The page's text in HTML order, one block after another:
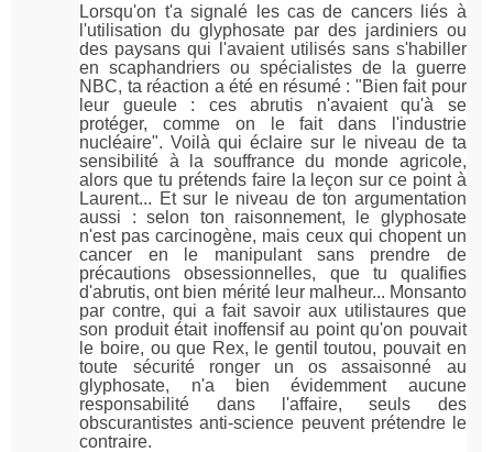
Lorsqu'on t'a signalé les cas de cancers liés à
l'utilisation du glyphosate par des jardiniers ou
des paysans qui l'avaient utilisés sans s'habiller
en scaphandriers ou spécialistes de la guerre
NBC, ta réaction a été en résumé : "Bien fait pour
leur gueule : ces abrutis n'avaient qu'à se
protéger, comme on le fait dans l'industrie
nucléaire". Voilà qui éclaire sur le niveau de ta
sensibilité à la souffrance du monde agricole,
alors que tu prétends faire la leçon sur ce point à
Laurent... Et sur le niveau de ton argumentation
aussi : selon ton raisonnement, le glyphosate
n'est pas carcinogène, mais ceux qui chopent un
cancer en le manipulant sans prendre de
précautions obsessionnelles, que tu qualifies
d'abrutis, ont bien mérité leur malheur... Monsanto
par contre, qui a fait savoir aux utilistaures que
son produit était inoffensif au point qu'on pouvait
le boire, ou que Rex, le gentil toutou, pouvait en
toute sécurité ronger un os assaisonné au
glyphosate, n'a bien évidemment aucune
responsabilité dans l'affaire, seuls des
obscurantistes anti-science peuvent prétendre le
contraire.